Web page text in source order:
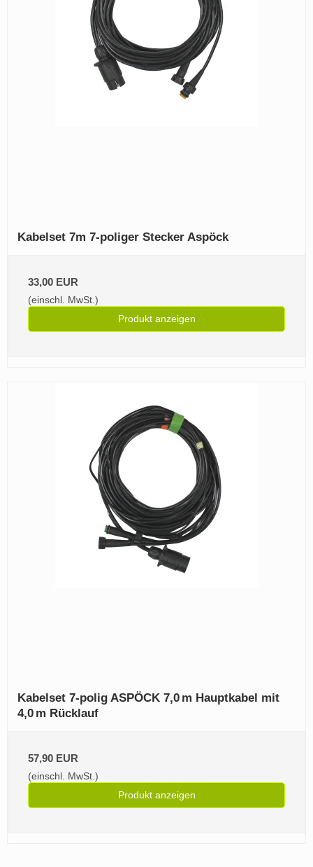
Kabelset 7m 7-poliger Stecker Aspöck
33,00 EUR
(einschl. MwSt.)
Produkt anzeigen
Kabelset 7‑polig ASPÖCK 7,0 m Hauptkabel mit
4,0 m Rücklauf
57,90 EUR
(einschl. MwSt.)
Produkt anzeigen